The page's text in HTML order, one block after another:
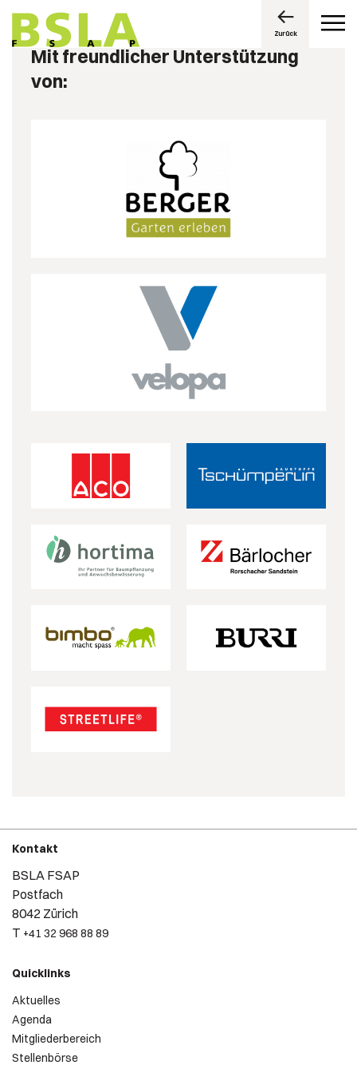
Zurück
Mit freundlicher Unterstützung
von:
Kontakt
BSLA FSAP
Postfach
8042 Zürich
T +41 32 968 88 89
Quicklinks
Aktuelles
Agenda
Mitgliederbereich
Stellenbörse